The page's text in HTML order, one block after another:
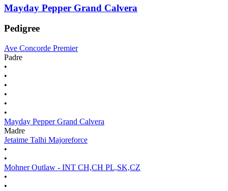
Mayday Pepper Grand Calvera
Pedigree
Ave Concorde Premier
Padre
•
•
•
•
•
•
Mayday Pepper Grand Calvera
Madre
Jetaime Talhi Majoreforce
•
•
Mohner Outlaw - INT CH,CH PL,SK,CZ
•
•